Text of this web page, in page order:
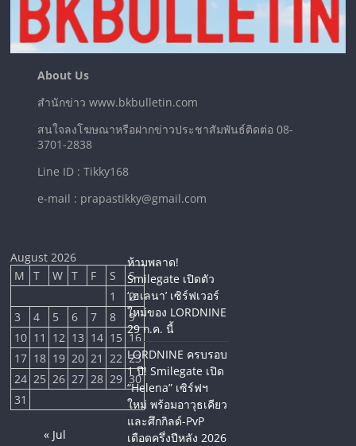
About Us
สำนักข่าว www.bkbulletin.com
สนใจลงโฆษณาหรือฝากข่าวประชาสัมพันธ์ติดต่อ 08-
3701-2838
Line ID : Tikky168
e-mail : prapastikky@gmail.com
August 2026
M
T W T F S
S
1
2
3
4 5 6 7 8
9
10 11 12 13 14 15 16
17 18 19 20 21 22 23
24 25 26 27 28 29 30
31
« Jul
ห้ามพลาด!
Smilegate เปิดตัว
‘เฮเลนา’ เซิร์ฟเวอร์
ใหม่ของ LORDNINE
29 ก.ค. นี้
LORDNINE ครบรอบ
1 ปี! Smilegate เปิด
“Helena” เซิร์ฟฯ
ใหม่ พร้อมอาวุธเคียว
และศึกกิลด์-PvP
เดือดครึ่งปีหลัง 2026